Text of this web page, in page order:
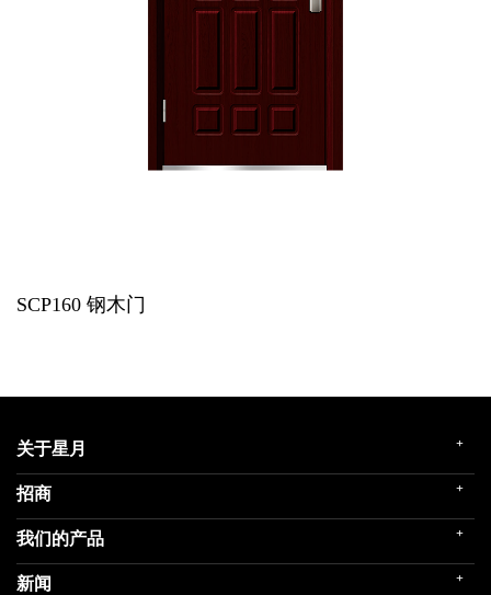
SCP160 钢木门
关于星月 +
企业简介
企业文化
荣誉殿堂
招商 +
门店展示
我们的产品 +
民用家装（零售）
新闻 +